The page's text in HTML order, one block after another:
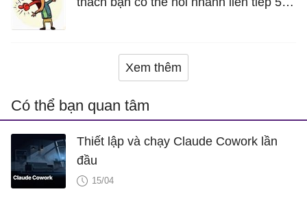
Xem thêm
Có thể bạn quan tâm
Thiết lập và chạy Claude Cowork lần
đầu
15/04